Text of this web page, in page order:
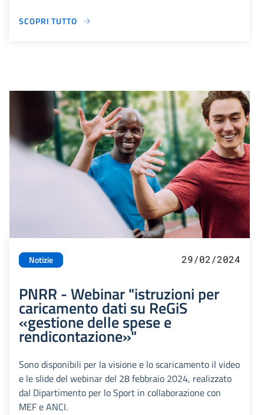
SCOPRI TUTTO
Notizie 29/02/2024
PNRR - Webinar "istruzioni per
caricamento dati su ReGiS
«gestione delle spese e
rendicontazione»"
Sono disponibili per la visione e lo scaricamento il video
e le slide del webinar del 28 febbraio 2024, realizzato
dal Dipartimento per lo Sport in collaborazione con
MEF e ANCI.